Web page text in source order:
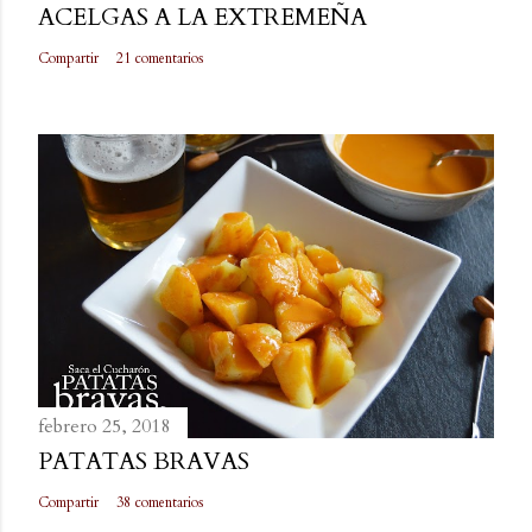
ACELGAS A LA EXTREMEÑA
Compartir 21 comentarios
febrero 25, 2018
PATATAS BRAVAS
Compartir 38 comentarios